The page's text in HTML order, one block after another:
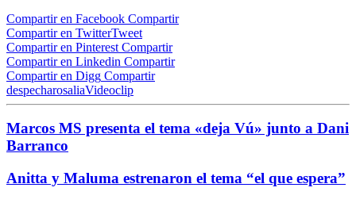
Compartir en Facebook Compartir
Compartir en TwitterTweet
Compartir en Pinterest Compartir
Compartir en Linkedin Compartir
Compartir en Digg Compartir
despecharosaliaVideoclip
Marcos MS presenta el tema «deja Vú» junto a Dani
Barranco
Anitta y Maluma estrenaron el tema “el que espera”